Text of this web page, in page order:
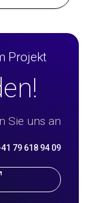
Projekt
Sie uns an
79 618 94 09